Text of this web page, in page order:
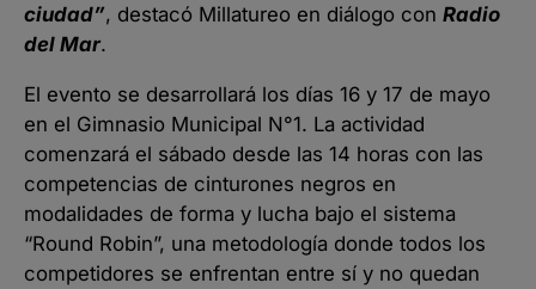
ciudad”, destacó Millatureo en diálogo con Radio
del Mar.
El evento se desarrollará los días 16 y 17 de mayo
en el Gimnasio Municipal N°1. La actividad
comenzará el sábado desde las 14 horas con las
competencias de cinturones negros en
modalidades de forma y lucha bajo el sistema
“Round Robin”, una metodología donde todos los
competidores se enfrentan entre sí y no quedan